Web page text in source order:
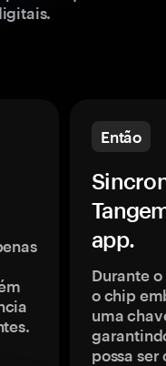
Então
app.
Durante
o chip
uma
possa